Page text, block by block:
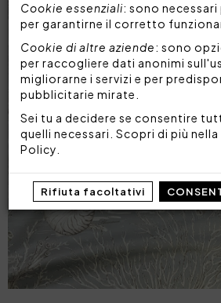
Cookie essenziali: sono necessari
per garantirne il corretto
Cookie di altre aziende: sono
per raccogliere dati anonimi
migliorarne i servizi e per
pubblicitarie mirate.
Sei tu a decidere se consentire
quelli necessari. Scopri di più
Policy
Rifiuta facoltativi